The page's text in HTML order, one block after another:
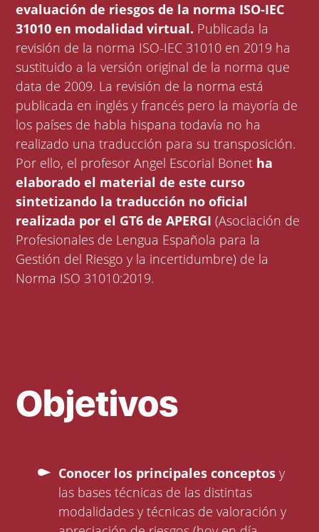
evaluación de riesgos de la norma ISO-IEC
31010 en modalidad virtual. Publicada la
revisión de la norma ISO-IEC 31010 en 2019 ha
sustituido a la versión original de la norma que
data de 2009. La revisión de la norma está
publicada en inglés y francés pero la mayoría de
los países de habla hispana todavía no ha
realizado una traducción para su transposición.
Por ello, el profesor Angel Escorial Bonet ha
elaborado el material de este curso
sintetizando la traducción no oficial
realizada por el GT6 de APERGI (Asociación de
Profesionales de Lengua Española para la
Gestión del Riesgo y la incertidumbre) de la
Norma ISO 31010:2019.
Objetivos
Conocer los principales conceptos y
las bases técnicas de las distintas
modalidades y técnicas de valoración y